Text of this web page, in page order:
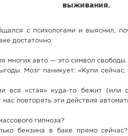
выживания.
с психологами и выяснил,
достаточно:
многих авто — это символ
Мозг паникует: «Купи
вся «стая» куда-то бежит (или
повторять эти действия
гипноза?
бензина в баке прямо